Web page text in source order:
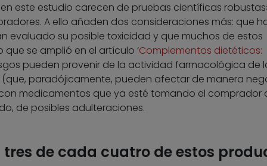
este estudio carecen de pruebas científicas
A ello añaden dos consideraciones más: que
evaluado su posible toxicidad y que muchos de estos
que se amplió en el artículo ‘Complementos dietéticos:
pueden provenir de la actividad farmacológica de
paradójicamente, pueden afectar de manera
medicamentos que ya esté tomando el comprador
de posibles adulteraciones.
de cada cuatro de estos